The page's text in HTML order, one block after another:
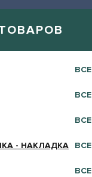
ВСЕ
ВСЕ
ВСЕ
ВСЕ
- НАКЛАДКА
ВСЕ